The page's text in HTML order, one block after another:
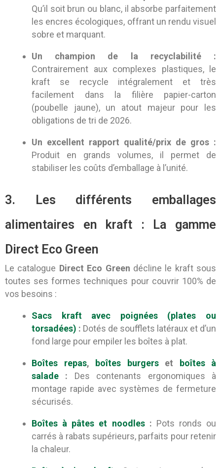
Qu’il soit brun ou blanc, il absorbe parfaitement
les encres écologiques, offrant un rendu visuel
sobre et marquant.
Un champion de la recyclabilité :
Contrairement aux complexes plastiques, le
kraft se recycle intégralement et très
facilement dans la filière papier-carton
(poubelle jaune), un atout majeur pour les
obligations de tri de 2026.
Un excellent rapport qualité/prix de gros :
Produit en grands volumes, il permet de
stabiliser les coûts d’emballage à l’unité.
3. Les différents emballages
alimentaires en kraft : La gamme
Direct Eco Green
Le catalogue Direct Eco Green décline le kraft sous
toutes ses formes techniques pour couvrir 100% de
vos besoins :
Sacs kraft avec poignées (plates ou
torsadées) : Dotés de soufflets latéraux et d’un
fond large pour empiler les boîtes à plat.
Boîtes repas, boîtes burgerset
boîtes à
salade : Des contenants ergonomiques à
montage rapide avec systèmes de fermeture
sécurisés.
Boîtes à pâtes et noodles: Pots ronds ou
carrés à rabats supérieurs, parfaits pour retenir
la chaleur.